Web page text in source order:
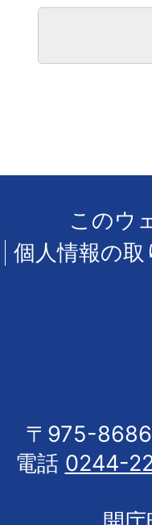
このウ
個人情報の
〒975-8686
電話 0244-